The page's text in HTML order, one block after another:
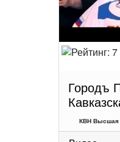
Городъ
КВН Высшая